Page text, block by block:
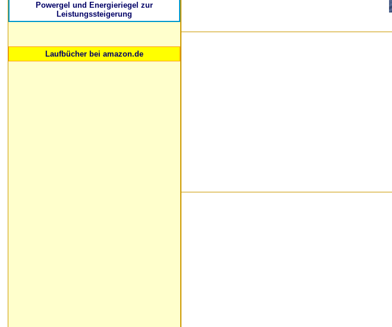
Powergel und Energieriegel zur
Leistungssteigerung
Laufbücher bei amazon.de